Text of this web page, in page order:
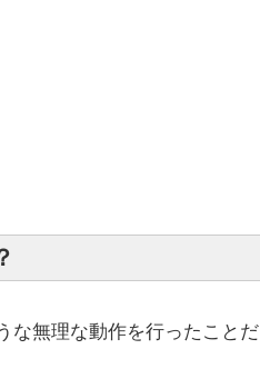
な無理な動作を行ったことだ